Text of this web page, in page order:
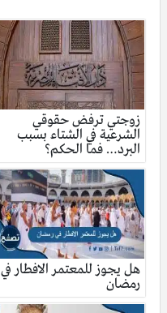
زوجتي ترفض حقوقي
الشرعية في الشتاء بسبب
البرد… فما الحكم؟
هل يجوز للمعتمر الافطار في
رمضان